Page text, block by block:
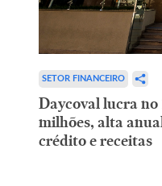
SETOR FINANCEIRO
Daycoval lucra
milhões, alta
crédito e receitas